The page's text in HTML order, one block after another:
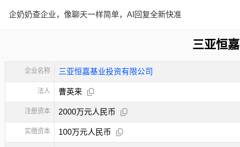
企奶奶查企业，像聊天一样简单，AI回复全新快准
三亚恒
企业名称 三亚恒嘉基业投资有限公司
法人 曹英来
注册资本 2000万元人民币
实缴资本 100万元人民币